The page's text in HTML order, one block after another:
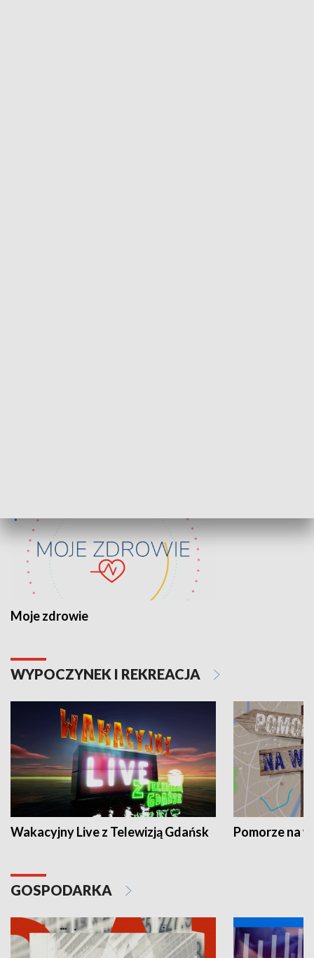
Moje zdrowie
WYPOCZYNEK I REKREACJA
Wakacyjny Live z Telewizją Gdańsk Pomorze na
GOSPODARKA